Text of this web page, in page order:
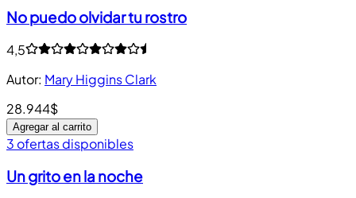
No puedo olvidar tu rostro
4,5
Autor: Mary Higgins Clark
28.944$
Agregar al carrito
3 ofertas disponibles
Un grito en la noche